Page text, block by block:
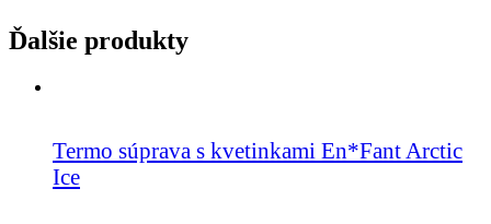
Ďalšie produkty
Termo súprava s kvetinkami En*Fant Arctic
Ice